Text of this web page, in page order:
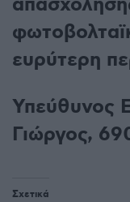
ευρύτερη
Υπεύθυνος
Γιώργος,
Σχετικά